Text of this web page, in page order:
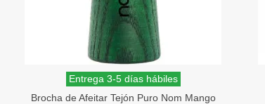
Entrega 3-5 días hábiles
Brocha de Afeitar Tejón Puro Nom Mango